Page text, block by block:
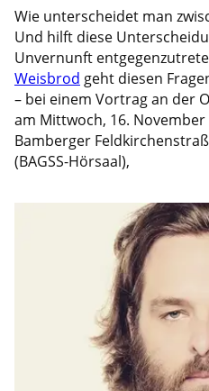
Wie unterscheidet man
Und hilft diese
Unvernunft
Weisbrod geht diesen
– bei einem Vortrag an der
am Mittwoch, 16.
Bamberger
(BAGSS-Hörsaal),